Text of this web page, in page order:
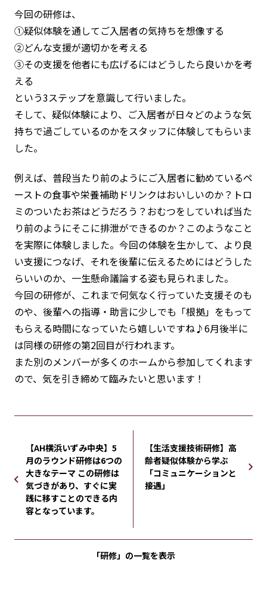
今回の研修は、
①疑似体験を通してご入居者の気持ちを想像する
②どんな支援が適切かを考える
③その支援を他者にも広げるにはどうしたら良いかを考
える
という3ステップを意識して行いました。
そして、疑似体験により、ご入居者が日々どのような気
持ちで過ごしているのかをスタッフに体験してもらいま
した。
例えば、普段当たり前のようにご入居者に勧めているペ
ーストの食事や栄養補助ドリンクはおいしいのか？トロ
ミのついたお茶はどうだろう？おむつをしていれば当た
り前のようにそこに排泄ができるのか？このようなこと
を実際に体験しました。今回の体験を生かして、より良
い支援につなげ、それを後輩に伝えるためにはどうした
らいいのか、一生懸命議論する姿も見られました。
今回の研修が、これまで何気なく行っていた支援そのも
のや、後輩への指導・助言に少しでも「根拠」をもって
もらえる時間になっていたら嬉しいですね♪6月後半に
は同様の研修の第2回目が行われます。
また別のメンバーが多くのホームから参加してくれます
ので、気を引き締めて臨みたいと思います！
【AH横浜いずみ中央】5
月のラウンド研修は6つの
大きなテーマ この研修は
気づきがあり、すぐに実
践に移すことのできる内
容となっています。
【生活支援技術研修】高
齢者疑似体験から学ぶ
「コミュニケーションと
接遇」
「研修」の一覧を表示